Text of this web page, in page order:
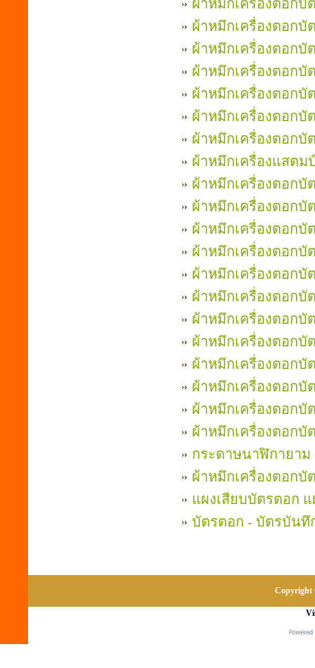
ผ้าหมึกเครื่องตอกบั
ผ้าหมึกเครื่องตอกบั
ผ้าหมึกเครื่องตอกบั
ผ้าหมึกเครื่องตอกบัต
ผ้าหมึกเครื่องตอกบั
ผ้าหมึกเครื่องตอกบัต
ผ้าหมึกเครื่องตอกบั
ผ้าหมึกเครื่องแสตมป์
ผ้าหมึกเครื่องตอกบั
ผ้าหมึกเครื่องตอกบัต
ผ้าหมึกเครื่องตอกบั
ผ้าหมึกเครื่องตอกบั
ผ้าหมึกเครื่องตอกบั
ผ้าหมึกเครื่องตอกบั
ผ้าหมึกเครื่องตอกบัต
ผ้าหมึกเครื่องตอกบั
ผ้าหมึกเครื่องตอกบั
ผ้าหมึกเครื่องตอกบั
ผ้าหมึกเครื่องตอกบั
ผ้าหมึกเครื่องตอกบัต
กระดาษนาฬิกายา
ผ้าหมึกเครื่องตอกบั
แผงเสียบบัตรตอก
บัตรตอก - บัตรบันทึ
Copyright